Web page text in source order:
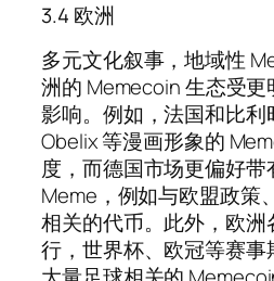
3.4 欧洲
多元文化叙事，地域性
洲的 Memecoin 生态受
影响。例如，法国和比
Obelix 等漫画形象的
度，而德国市场更偏好
Meme，例如与欧盟政策
相关的代币。此外，欧
行，世界杯、欧冠等赛